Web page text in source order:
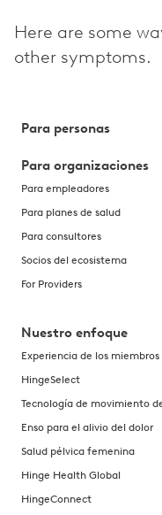
Here are some
other symptoms.
Para personas
Para organizaciones
Para empleadores
Para planes de salud
Para consultores
Socios del ecosistema
For Providers
Nuestro enfoque
Experiencia de los miembros
HingeSelect
Tecnología de movimiento
Enso para el alivio del dolor
Salud pélvica femenina
Hinge Health Global
HingeConnect